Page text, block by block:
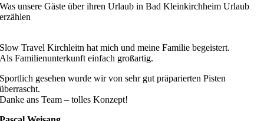
Was unsere Gäste über ihren Urlaub in Bad Kleinkirchheim Urlaub
erzählen
Slow Travel Kirchleitn hat mich und meine Familie begeistert.
Als Familienunterkunft einfach großartig.
Sportlich gesehen wurde wir von sehr gut präparierten Pisten
überrascht.
Danke ans Team – tolles Konzept!